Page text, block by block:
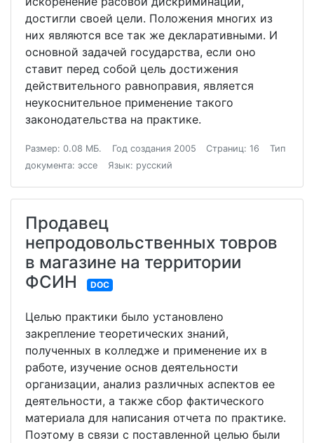
достигли своей цели. Положения многих из
них являются все так же декларативными. И
основной задачей государства, если оно
ставит перед собой цель достижения
действительного равноправия, является
неукоснительное применение такого
законодательства на практике.
Размер: 0.08 МБ. Год создания 2005 Страниц: 16
Тип
документа: эссе
Язык: русский
Продавец
непродовольственных товров
в магазине на территории
ФСИН
DOC
Целью практики было установлено
закрепление теоретических знаний,
полученных в колледже и применение их в
работе, изучение основ деятельности
организации, анализ различных аспектов ее
деятельности, а также сбор фактического
материала для написания отчета по практике.
Поэтому в связи с поставленной целью были